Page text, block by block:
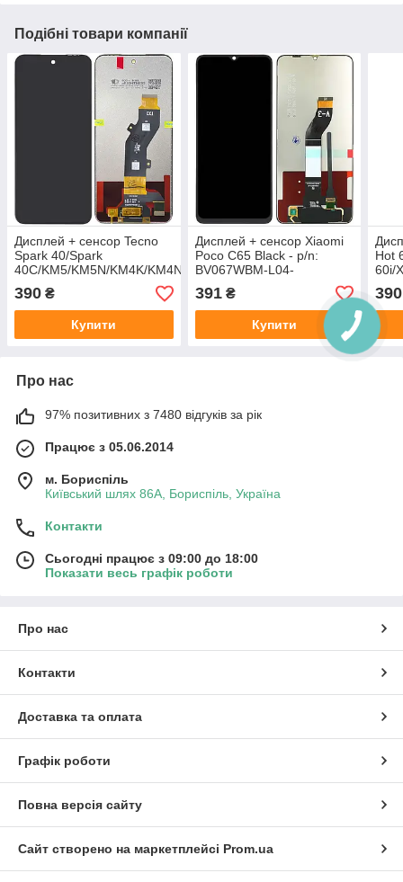
Подібні товари компанії
Дисплей + сенсор Tecno
Spark 40/Spark
40C/KM5/KM5N/KM4K/KM4N
L05-XV00_FPCA_R0.0
390 ₴
Купити
Дисплей + сенсор Xiaomi
Poco C65 Black - p/n:
BV067WBM-L04-
391₴
Купити
Hot
60i/
390
Про нас
97% позитивних з 7480 відгуків за рік
Працює з 05.06.2014
м. Бориспіль
Київський шлях 86А, Бориспіль, Україна
Контакти
Сьогодні працює з 09:00 до 18:00
Показати весь графік роботи
Про нас
Контакти
Доставка та оплата
Графік роботи
Повна версія сайту
Сайт створено на маркетплейсі Prom.ua